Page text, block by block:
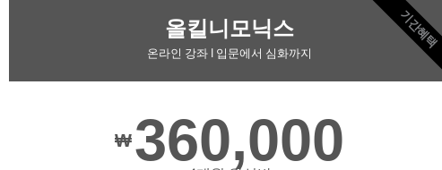
올킬니모닉스
온라인 강좌 l 입문에서 심화까지
₩360,000
기간혜택